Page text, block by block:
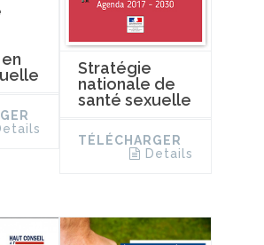
Stratégie
nationale de
santé sexuelle
TÉLÉCHARGER
Details